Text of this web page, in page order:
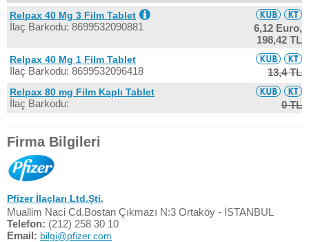
Relpax 40 Mg 3 Film Tablet
İlaç Barkodu: 8699532090881
6,12 Euro,
198,42 TL
Relpax 40 Mg 1 Film Tablet
İlaç Barkodu: 8699532096418 13,4 TL
Relpax 80 mg Film Kaplı Tablet
İlaç Barkodu: 0 TL
Firma Bilgileri
Pfizer İlaçları Ltd.Şti.
Muallim Naci Cd.Bostan Çıkmazı N:3 Ortaköy - İSTANBUL
Telefon: (212) 258 30 10
Email: bilgi@pfizer.com